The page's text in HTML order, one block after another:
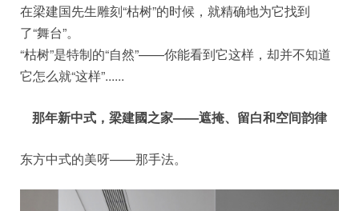
在梁建国先生雕刻“枯树”的时候，就精确地为它找到
了“舞台”。
“枯树”是特制的“自然”——你能看到它这样，却并不知道
它怎么就“这样”......
那年新中式，梁建國之家——遮掩、留白和空间韵律
东方中式的美呀——那手法。